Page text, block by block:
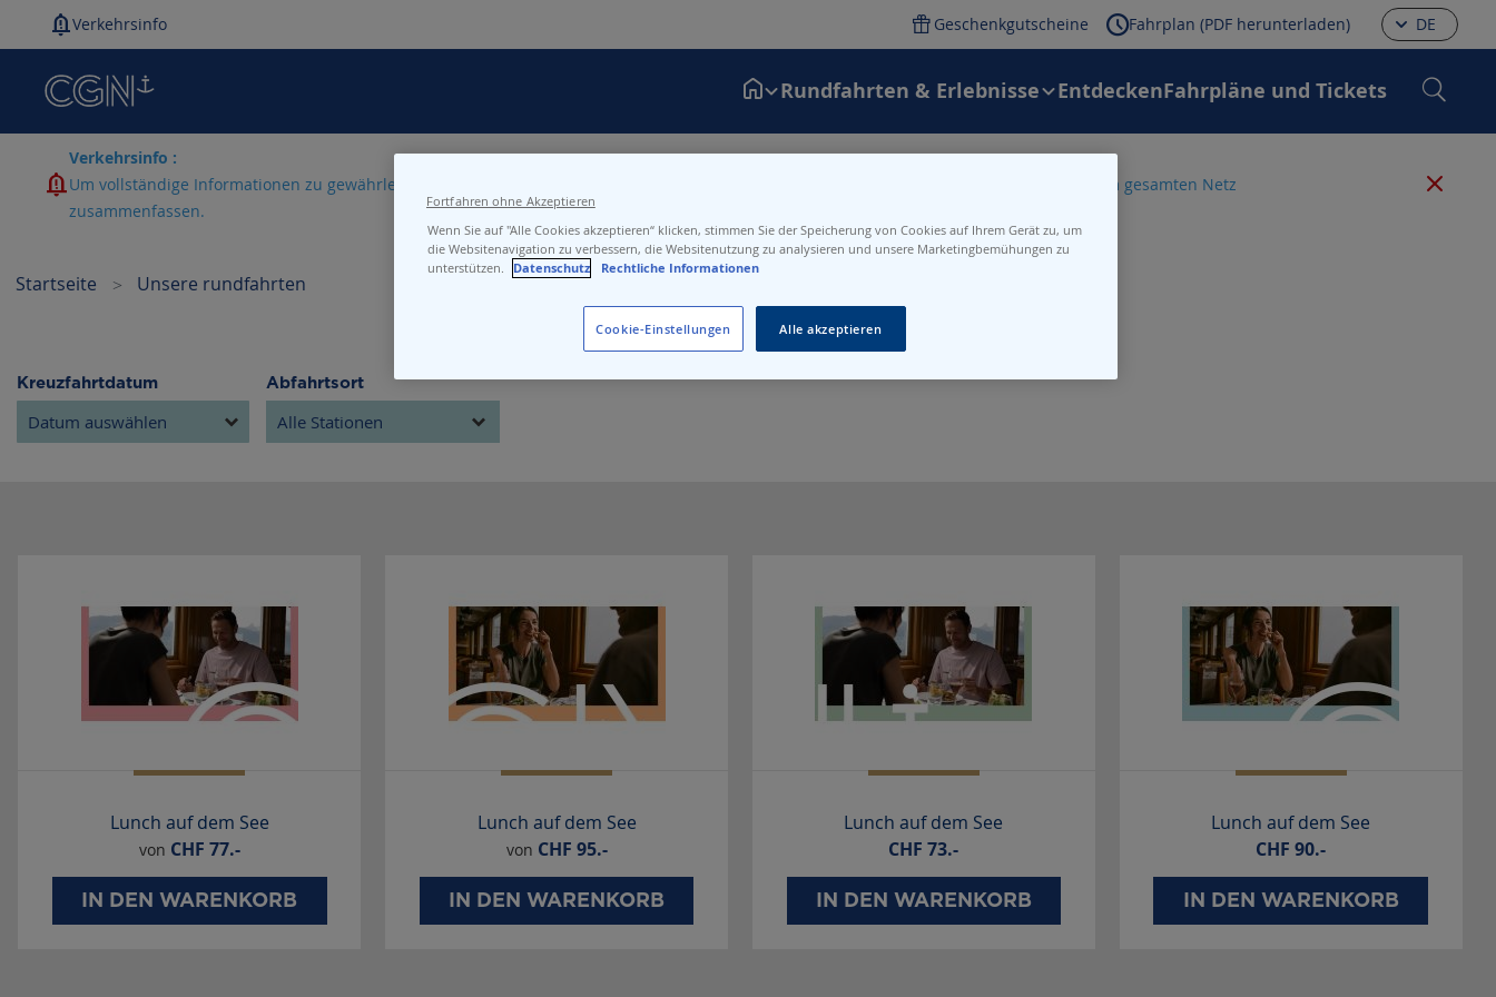
Verkehrsinfo Geschenkgutscheine Fahrplan (PDF herunterladen) DE
Rundfahrten & Erlebnisse EntdeckenFahrpläne und Tickets
Verkehrsinfo :
Um vollständige Informationen zu gewährleisten, laden wir Sie ein, die SBB-Website oder die SBB-App zu konsultieren, die alle Störungen im gesamten Netz
zusammenfassen.
Startseite Unsere rundfahrten
Kreuzfahrtdatum Abfahrtsort
Alle Stationen
Lunch auf dem See
von CHF 77.-
IN DEN WARENKORB
Lunch auf dem See
von CHF 95.-
IN DEN WARENKORB
Lunch auf dem See
CHF73.-
IN DEN WARENKORB
Lunch auf dem See
CHF90.-
IN DEN WARENKORB
Wenn Sie auf "Alle Cookies akzeptieren“ klicken, stimmen Sie der Speicherung von Cookies auf Ihrem Gerät zu, um
die Websitenavigation zu verbessern, die Websitenutzung zu analysieren und unsere Marketingbemühungen zu
unterstützen.
Datenschutz Rechtliche Informationen
Cookie-Einstellungen Alle akzeptieren
Fortfahren ohne Akzeptieren